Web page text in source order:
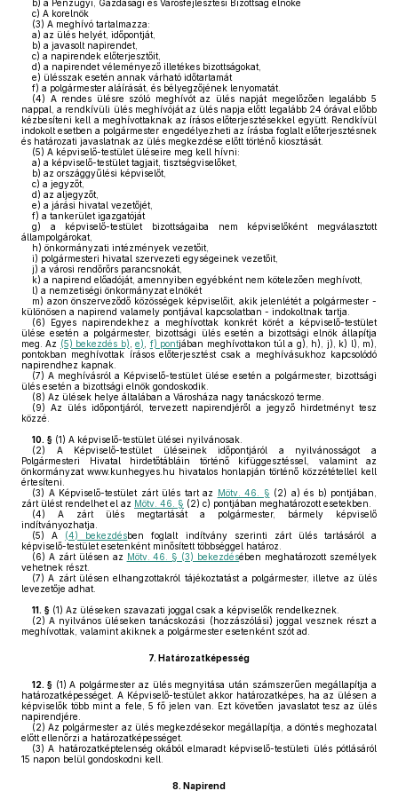
b) a Pénzügyi, Gazdasági és Városfejlesztési Bizottság elnöke
c) A korelnök
(3) A meghívó tartalmazza:
a) az ülés helyét, időpontját,
b) a javasolt napirendet,
c) a napirendek előterjesztőit,
d) a napirendet véleményező illetékes bizottságokat,
e) ülésszak esetén annak várható időtartamát
f) a polgármester aláírását, és bélyegzőjének lenyomatát.
(4) A rendes ülésre szóló meghívót az ülés napját megelőzően legalább 5
nappal, a rendkívüli ülés meghívóját az ülés napja előtt legalább 24 órával előbb
kézbesíteni kell a meghívottaknak az írásos előterjesztésekkel együtt. Rendkívül
indokolt esetben a polgármester engedélyezheti az írásba foglalt előterjesztésnek
és határozati javaslatnak az ülés megkezdése előtt történő kiosztását.
(5) A képviselő-testület üléseire meg kell hívni:
a) a képviselő-testület tagjait, tisztségviselőket,
b) az országgyűlési képviselőt,
c) a jegyzőt,
d) az aljegyzőt,
e) a járási hivatal vezetőjét,
f) a tankerület igazgatóját
g) a képviselő-testület bizottságaiba nem képviselőként megválasztott
állampolgárokat,
h) önkormányzati intézmények vezetőit,
i) polgármesteri hivatal szervezeti egységeinek vezetőit,
j) a városi rendőrőrs parancsnokát,
k) a napirend előadóját, amennyiben egyébként nem kötelezően meghívott,
l) a nemzetiségi önkormányzat elnökét
m) azon önszerveződő közösségek képviselőit, akik jelenlétét a polgármester -
különösen a napirend valamely pontjával kapcsolatban - indokoltnak tartja.
(6) Egyes napirendekhez a meghívottak konkrét körét a képviselő-testület
ülése esetén a polgármester, bizottsági ülés esetén a bizottsági elnök állapítja
meg. Az (5) bekezdés b) ,e) f) pontjában meghívottakon túl a g), h), j), k) l), m),
pontokban meghívottak írásos előterjesztést csak a meghívásukhoz kapcsolódó
napirendhez kapnak.
(7) A meghívásról a Képviselő-testület ülése esetén a polgármester, bizottsági
ülés esetén a bizottsági elnök gondoskodik.
(8) Az ülések helye általában a Városháza nagy tanácskozó terme.
(9) Az ülés időpontjáról, tervezett napirendjéről a jegyző hirdetményt tesz
közzé.
10. § (1) A képviselő-testület ülései nyilvánosak.
(2) A Képviselő-testület üléseinek időpontjáról a nyilvánosságot a
Polgármesteri Hivatal hirdetőtábláin történő kifüggesztéssel, valamint az
önkormányzat www.kunhegyes.hu hivatalos honlapján történő közzététellel kell
értesíteni.
(3) A Képviselő-testület zárt ülés tart az Mötv. 46. § (2) a) és b) pontjában,
zárt ülést rendelhet el az Mötv. 46. § (2) c) pontjában meghatározott esetekben.
(4) A zárt ülés megtartását a polgármester, bármely képviselő
indítványozhatja.
(5) A (4) bekezdésben foglalt indítvány szerinti zárt ülés tartásáról a
képviselő-testület esetenként minősített többséggel határoz.
(6) A zárt ülésen az Mötv. 46. § (3) bekezdésében meghatározott személyek
vehetnek részt.
(7) A zárt ülésen elhangzottakról tájékoztatást a polgármester, illetve az ülés
levezetője adhat.
11. § (1) Az üléseken szavazati joggal csak a képviselők rendelkeznek.
(2) A nyilvános üléseken tanácskozási (hozzászólási) joggal vesznek részt a
meghívottak, valamint akiknek a polgármester esetenként szót ad.
7. Határozatképesség
12. § (1) A polgármester az ülés megnyitása után számszerűen megállapítja a
határozatképességet. A Képviselő-testület akkor határozatképes, ha az ülésen a
képviselők több mint a fele, 5 fő jelen van. Ezt követően javaslatot tesz az ülés
napirendjére.
(2) Az polgármester az ülés megkezdésekor megállapítja, a döntés meghozatal
előtt ellenőrzi a határozatképességet.
(3) A határozatképtelenség okából elmaradt képviselő-testületi ülés pótlásáról
15 napon belül gondoskodni kell.
8. Napirend